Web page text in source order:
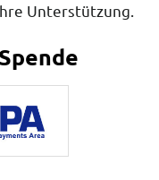
Unterstützung.